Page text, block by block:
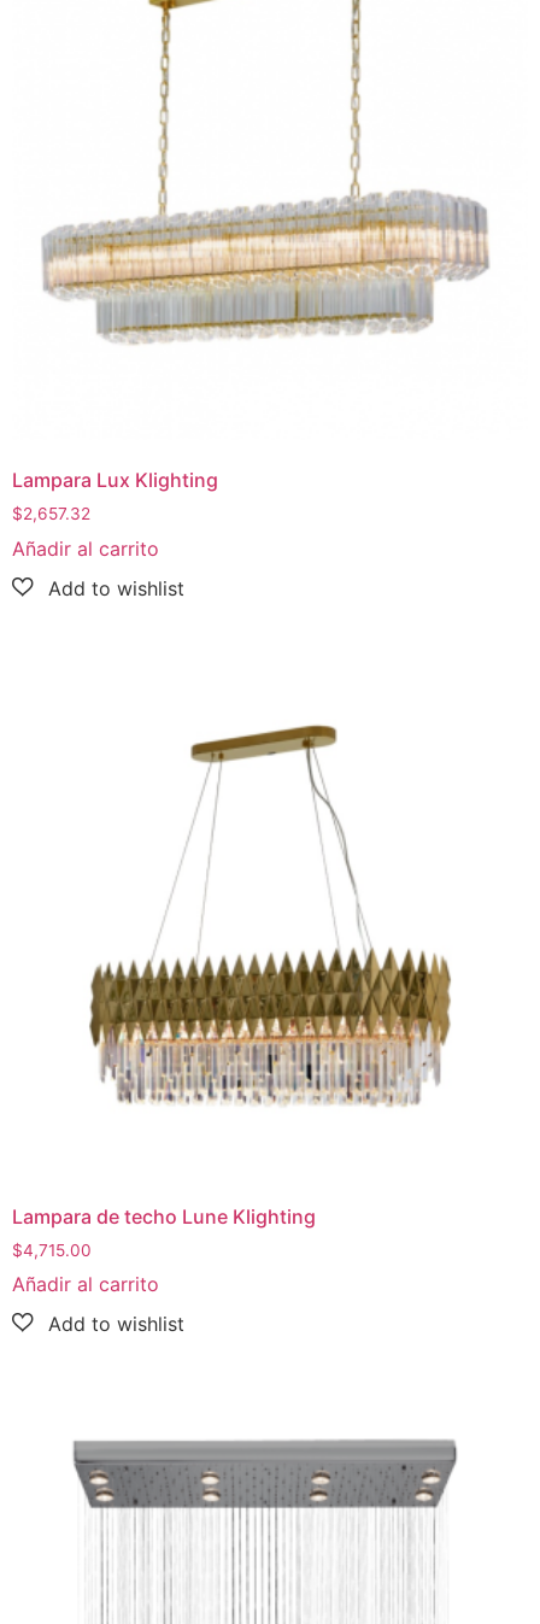
Lampara Lux Klighting
$2,657.32
Añadir al carrito
Lampara de techo Lune Klighting
$4,715.00
Añadir al carrito